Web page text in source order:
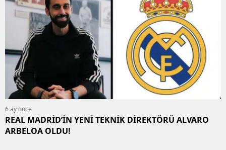
6 ay önce
REAL MADRİD’İN YENİ TEKNİK DİREKTÖRÜ ALVARO
ARBELOA OLDU!